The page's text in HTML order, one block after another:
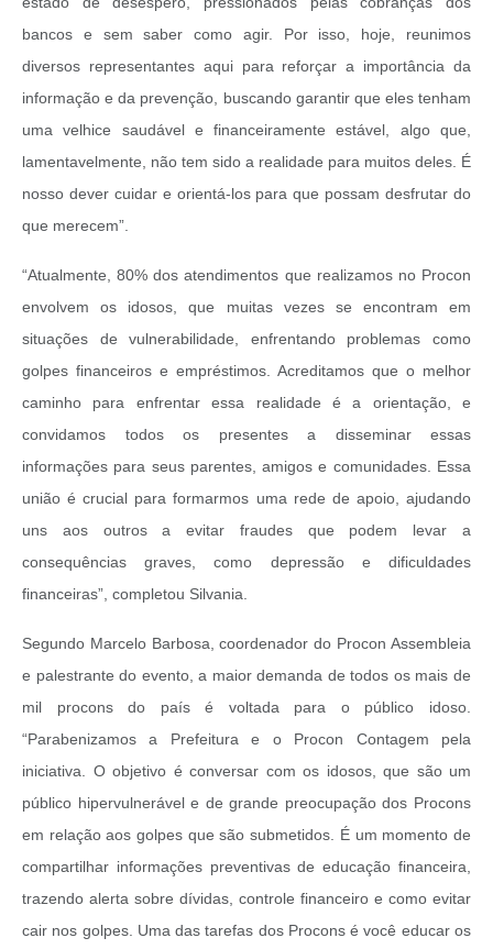
bancos e sem saber como agir. Por isso, hoje, reunimos
diversos representantes aqui para reforçar a importância da
informação e da prevenção, buscando garantir que eles tenham
uma velhice saudável e financeiramente estável, algo que,
lamentavelmente, não tem sido a realidade para muitos deles. É
nosso dever cuidar e orientá-los para que possam desfrutar do
que merecem”.
“Atualmente, 80% dos atendimentos que realizamos no Procon
envolvem os idosos, que muitas vezes se encontram em
situações de vulnerabilidade, enfrentando problemas como
golpes financeiros e empréstimos. Acreditamos que o melhor
caminho para enfrentar essa realidade é a orientação, e
convidamos todos os presentes a disseminar essas
informações para seus parentes, amigos e comunidades. Essa
união é crucial para formarmos uma rede de apoio, ajudando
uns aos outros a evitar fraudes que podem levar a
consequências graves, como depressão e dificuldades
financeiras”, completou Silvania.
Segundo Marcelo Barbosa, coordenador do Procon Assembleia
e palestrante do evento, a maior demanda de todos os mais de
mil procons do país é voltada para o público idoso.
“Parabenizamos a Prefeitura e o Procon Contagem pela
iniciativa. O objetivo é conversar com os idosos, que são um
público hipervulnerável e de grande preocupação dos Procons
em relação aos golpes que são submetidos. É um momento de
compartilhar informações preventivas de educação financeira,
trazendo alerta sobre dívidas, controle financeiro e como evitar
cair nos golpes. Uma das tarefas dos Procons é você educar os